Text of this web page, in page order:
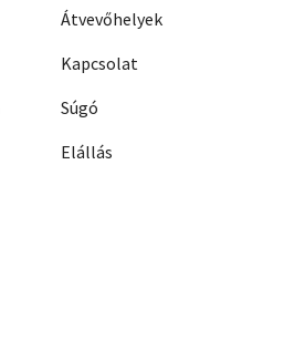
Átvevőhelyek
Kapcsolat
Súgó
Elállás